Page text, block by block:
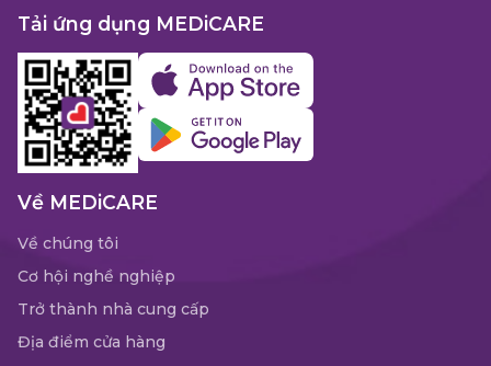
Tải ứng dụng MEDiCARE
Về MEDiCARE
Về chúng tôi
Cơ hội nghề nghiệp
Trở thành nhà cung cấp
Địa điểm cửa hàng